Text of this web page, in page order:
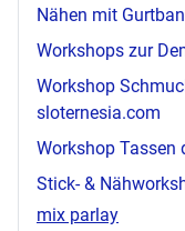
Nähen mit
Workshops zur
Workshop
sloternesia.com
Workshop Tassen
Stick- &
mix parlay